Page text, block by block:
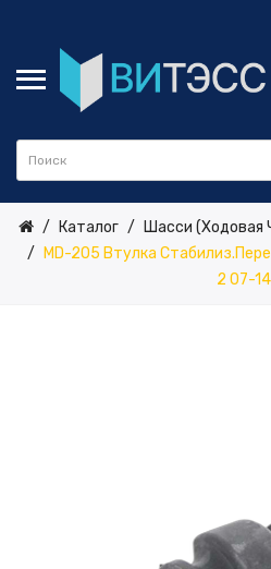
Каталог Шасси (ходовая
MD-205 Втулка
2 07-14